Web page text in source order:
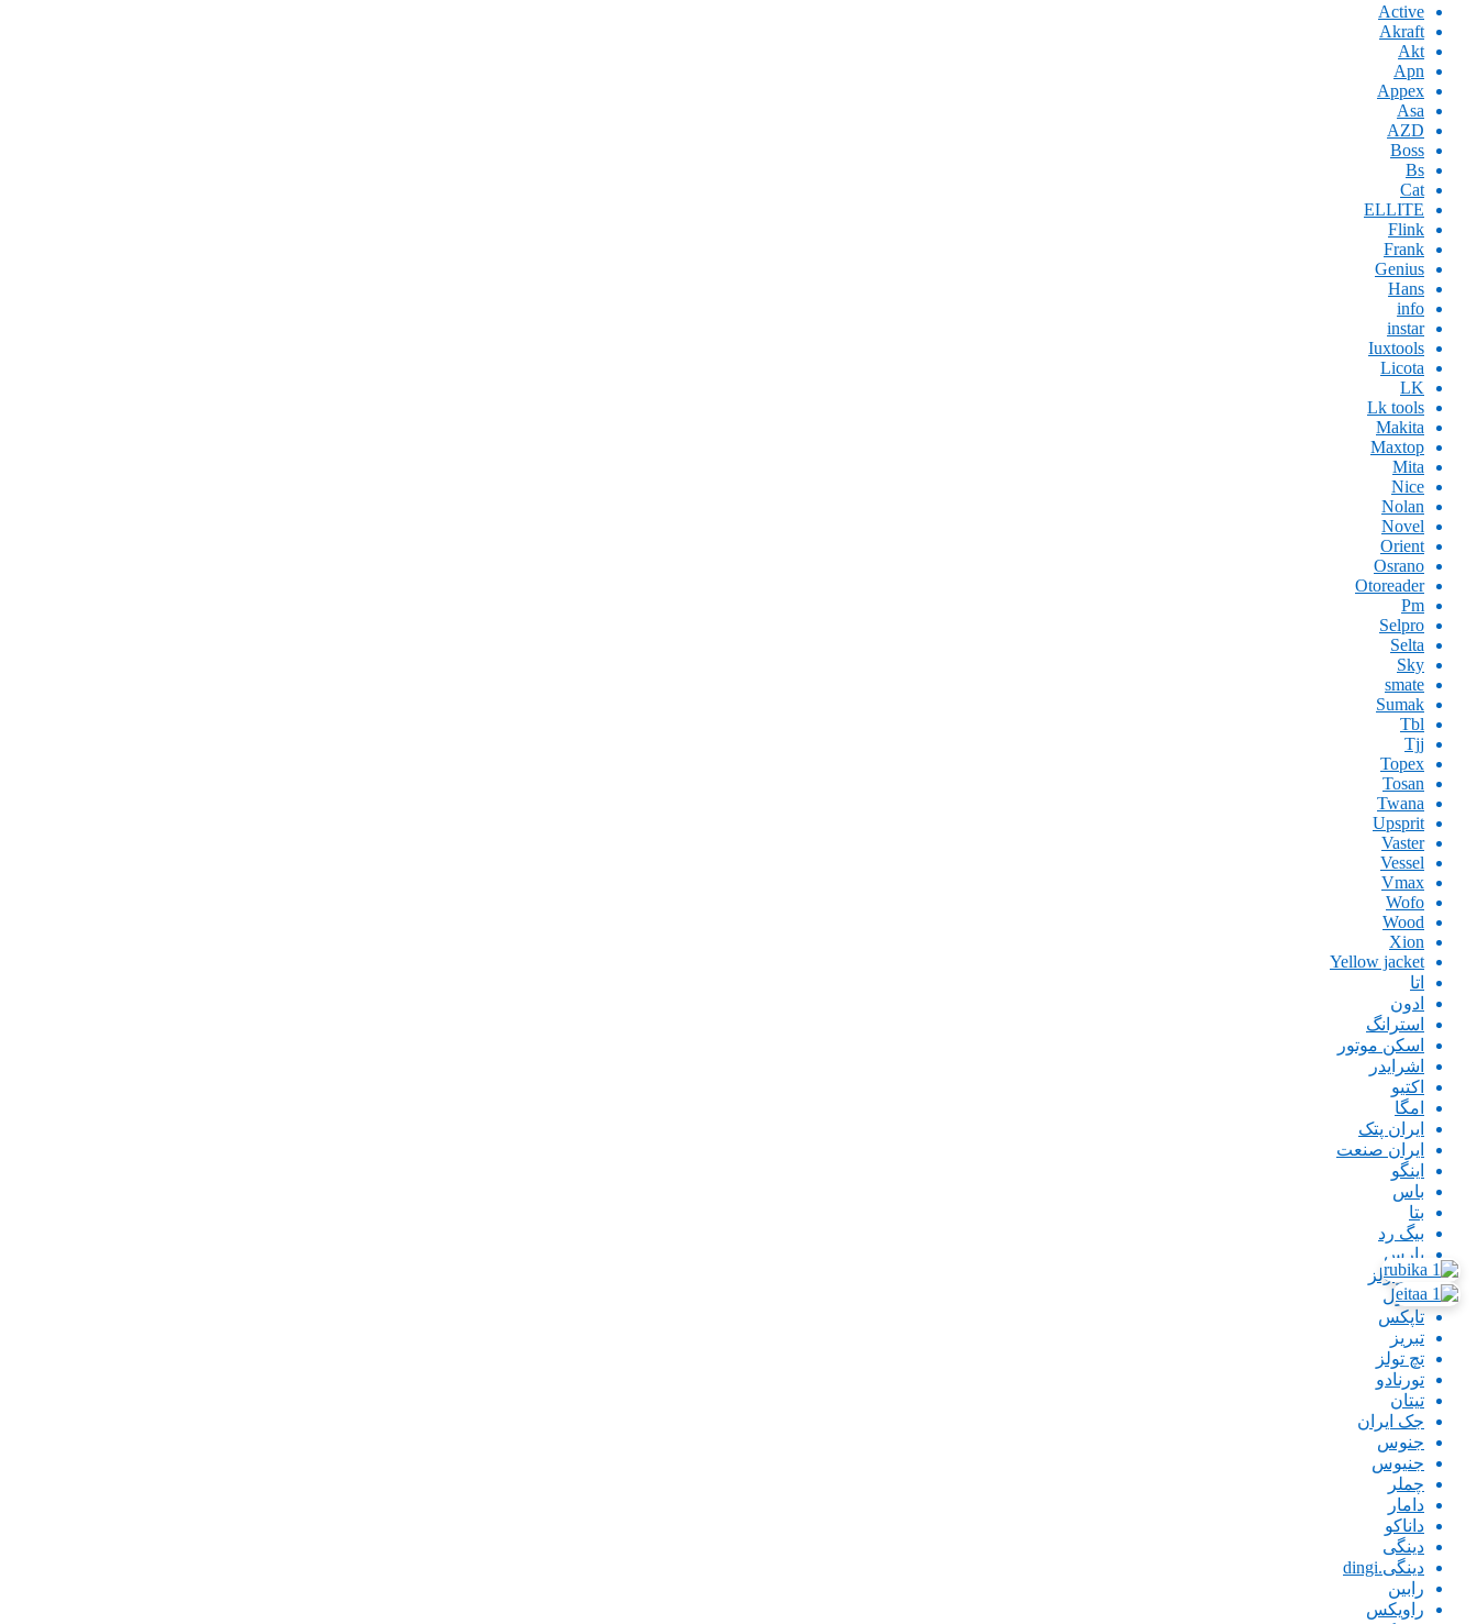
Active
Akraft
Akt
Apn
Appex
Asa
AZD
Boss
Bs
Cat
ELLITE
Flink
Frank
Genius
Hans
info
instar
Iuxtools
Licota
LK
Lk tools
Makita
Maxtop
Mita
Nice
Nolan
Novel
Orient
Osrano
Otoreader
Pm
Selpro
Selta
Sky
smate
Sumak
Tbl
Tjj
Topex
Tosan
Twana
Upsprit
Vaster
Vessel
Vmax
Wofo
Wood
Xion
Yellow jacket
اتا
ادون
استرانگ
اسکن موتور
اشرایدر
اکتیو
امگا
ایران پتک
ایران صنعت
اینگو
باس
بتا
بیگ رد
پارس
پاورتولز
تاپتول
تاپکس
تبریز
تچ تولز
تورنادو
تیتان
جک ایران
جنوس
جنیوس
چملر
دامار
داناکو
دینگی
دینگی.dingi
رابین
راویکس